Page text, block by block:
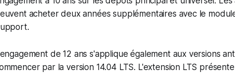
acheter deux années supplémentaires avec le
de 12 ans s'applique également aux versions
par la version 14.04 LTS. L'extension LTS